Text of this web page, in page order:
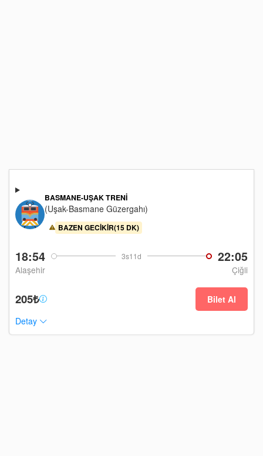
18:54 3s11d 22:05
Alaşehir Çiğli
BASMANE-UŞAK TRENI
(Uşak-Basmane Güzergahı)
BAZEN GECIKIR(15 DK)
205₺
Bilet Al
Detay